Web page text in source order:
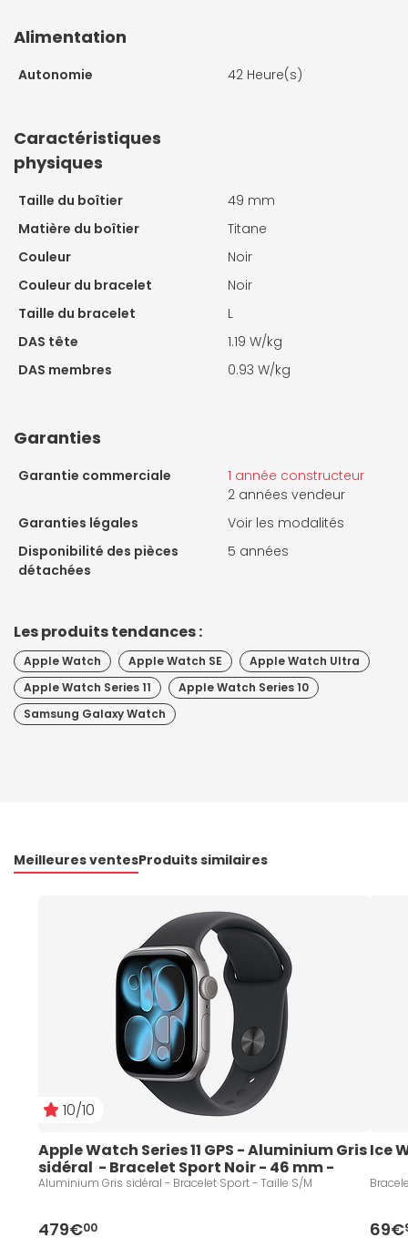
Alimentation
Autonomie 42 Heure(s)
Caractéristiques
physiques
Taille du boîtier
49 mm
Matière du boîtier
Titane
Couleur
Noir
Couleur du bracelet
Noir
Taille du bracelet
L
DAS tête
1.19 W/kg
DAS membres
0.93 W/kg
Garanties
Garantie commerciale
1 année constructeur
2 années vendeur
Garanties légales
Voir les modalités
Disponibilité des pièces
détachées
5 années
Les produits tendances :
Apple Watch Apple Watch SE
Apple Watch Ultra
Apple Watch Series 11
Apple Watch Series 10
Samsung Galaxy Watch
Meilleures ventesProduits similaires
10/10
Apple Watch Series 11 GPS - Aluminium Gris
sidéral  - Bracelet Sport Noir - 46 mm -
Taille S/M
Aluminium Gris sidéral - Bracelet Sport - Taille S/M
479€00
Ice
69€